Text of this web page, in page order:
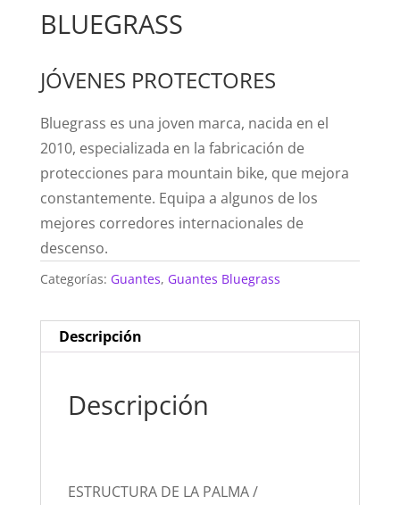
BLUEGRASS
JÓVENES PROTECTORES
Bluegrass es una joven marca, nacida en el
2010, especializada en la fabricación de
protecciones para mountain bike, que mejora
constantemente. Equipa a algunos de los
mejores corredores internacionales de
descenso.
Categorías: Guantes, Guantes Bluegrass
Descripción
Descripción
ESTRUCTURA DE LA PALMA /